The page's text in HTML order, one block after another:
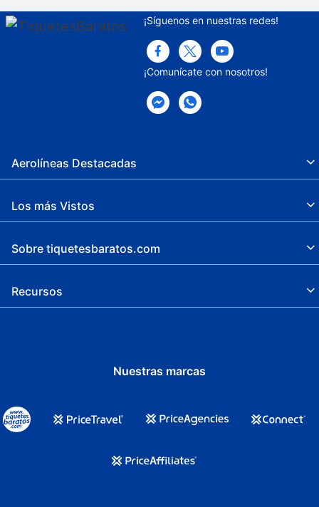
¡Síguenos en nuestras redes!
¡Comunícate con nosotros!
Aerolíneas Destacadas
Los más Vistos
Sobre tiquetesbaratos.com
Recursos
Nuestras marcas